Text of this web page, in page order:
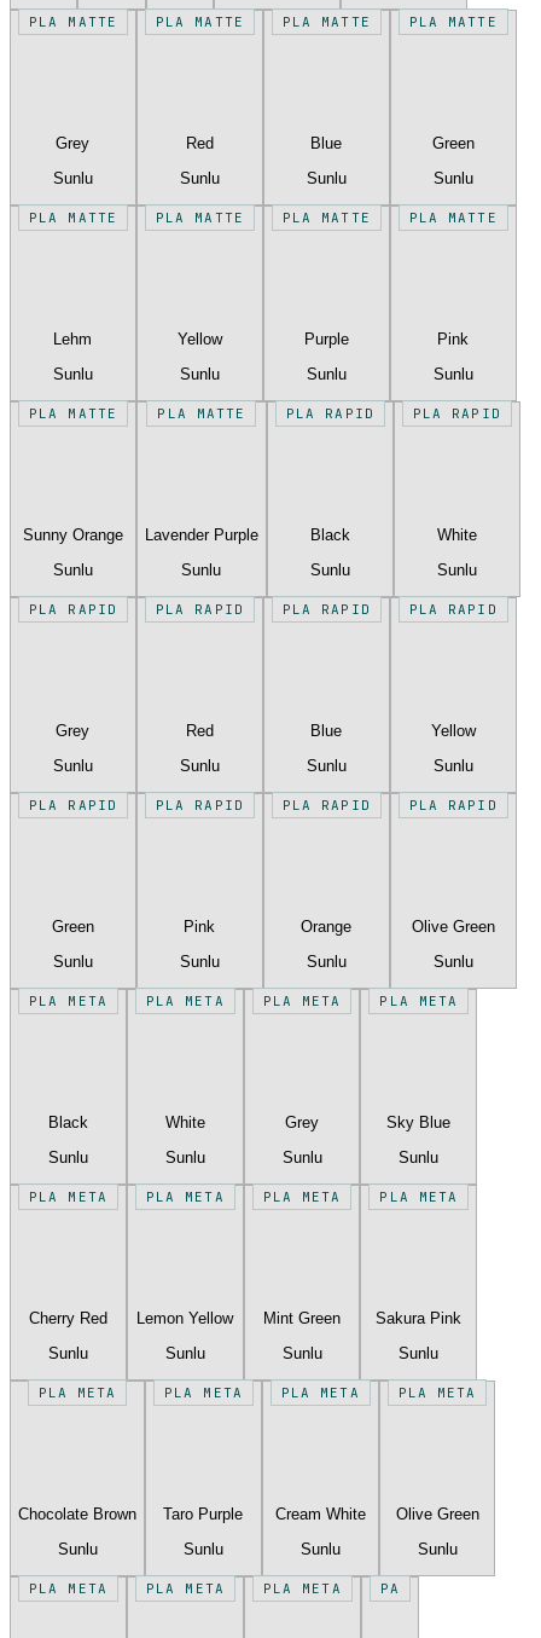
PLA MATTE
Grey
Sunlu
PLA MATTE
Red
Sunlu
PLA MATTE
Blue
Sunlu
PLA MATTE
Green
Sunlu
PLA MATTE
Lehm
Sunlu
PLA MATTE
Yellow
Sunlu
PLA MATTE
Purple
Sunlu
PLA MATTE
Pink
Sunlu
PLA MATTE
Sunny Orange
Sunlu
PLA MATTE
Lavender Purple
Sunlu
PLA RAPID
Black
Sunlu
PLA RAPID
White
Sunlu
PLA RAPID
Grey
Sunlu
PLA RAPID
Red
Sunlu
PLA RAPID
Blue
Sunlu
PLA RAPID
Yellow
Sunlu
PLA RAPID
Green
Sunlu
PLA RAPID
Pink
Sunlu
PLA RAPID
Orange
Sunlu
PLA RAPID
Olive Green
Sunlu
PLA META
Black
Sunlu
PLA META
White
Sunlu
PLA META
Grey
Sunlu
PLA META
Sky Blue
Sunlu
PLA META
Cherry Red
Sunlu
PLA META
Lemon Yellow
Sunlu
PLA META
Mint Green
Sunlu
PLA META
Sakura Pink
Sunlu
PLA META
Chocolate Brown
Sunlu
PLA META
Taro Purple
Sunlu
PLA META
Cream White
Sunlu
PLA META
Olive Green
Sunlu
PLA META PLA META PLA META PA